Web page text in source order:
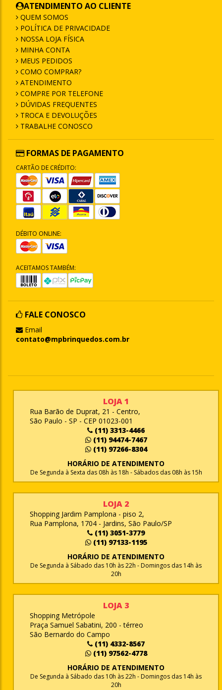
ATENDIMENTO AO CLIENTE
QUEM SOMOS
POLÍTICA DE PRIVACIDADE
NOSSA LOJA FÍSICA
MINHA CONTA
MEUS PEDIDOS
COMO COMPRAR?
ATENDIMENTO
COMPRE POR TELEFONE
DÚVIDAS FREQUENTES
TROCA E DEVOLUÇÕES
TRABALHE CONOSCO
FORMAS DE PAGAMENTO
CARTÃO DE CRÉDITO:
DÉBITO ONLINE:
ACEITAMOS TAMBÉM:
FALE CONOSCO
Email
contato@mpbrinquedos.com.br
LOJA 1
Rua Barão de Duprat, 21 - Centro,
São Paulo - SP - CEP 01023-001
(11) 3313-4466
(11) 94474-7467
(11) 97266-8304
HORÁRIO DE ATENDIMENTO
De Segunda à Sexta das 08h às 18h - Sábados das 08h às 15h
LOJA 2
Shopping Jardim Pamplona - piso 2,
Rua Pamplona, 1704 - Jardins, São Paulo/SP
(11) 3051-3779
(11) 97133-1195
HORÁRIO DE ATENDIMENTO
De Segunda à Sábado das 10h às 22h - Domingos das 14h às
20h
LOJA 3
Shopping Metrópole
Praça Samuel Sabatini, 200 - térreo
São Bernardo do Campo
(11) 4332-8567
(11) 97562-4778
HORÁRIO DE ATENDIMENTO
De Segunda à Sábado das 10h às 22h - Domingos das 14h às
20h